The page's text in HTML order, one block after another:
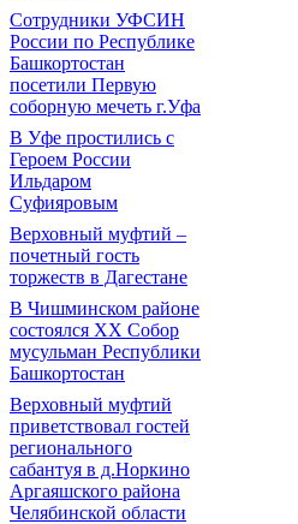
Сотрудники УФСИН
России по Республике
Башкортостан
посетили Первую
соборную мечеть г.Уфа
В Уфе простились с
Героем России
Ильдаром
Суфияровым
Верховный муфтий –
почетный гость
торжеств в Дагестане
В Чишминском районе
состоялся XX Собор
мусульман Республики
Башкортостан
Верховный муфтий
приветствовал гостей
регионального
сабантуя в д.Норкино
Аргаяшского района
Челябинской области